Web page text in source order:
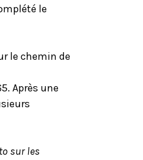
le
le chemin de
Après une
sur les